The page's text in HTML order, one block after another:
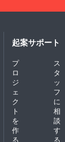
起案サポート
プ
ロ
ジ
ェ
ク
ト
を
作
る
ス
タ
ッ
フ
に
相
談
す
る